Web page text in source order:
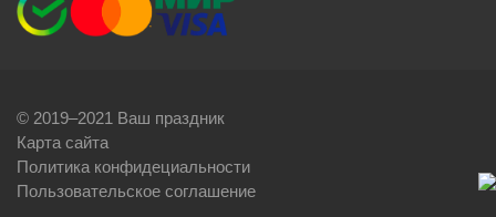
© 2019–2021 Ваш праздник
Карта сайта
Политика конфидециальности
Пользовательское соглашение